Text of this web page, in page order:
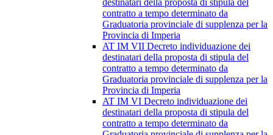
destinatari della proposta di stipula del
contratto a tempo determinato da
Graduatoria provinciale di supplenza per la
Provincia di Imperia
AT IM VII Decreto individuazione dei
destinatari della proposta di stipula del
contratto a tempo determinato da
Graduatoria provinciale di supplenza per la
Provincia di Imperia
AT IM VI Decreto individuazione dei
destinatari della proposta di stipula del
contratto a tempo determinato da